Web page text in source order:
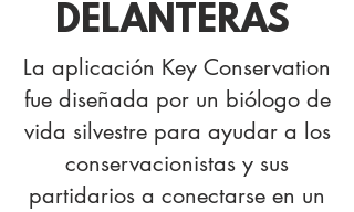
DELANTERAS
La aplicación Key Conservation
fue diseñada por un biólogo de
vida silvestre para ayudar a los
conservacionistas y sus
partidarios a conectarse en un